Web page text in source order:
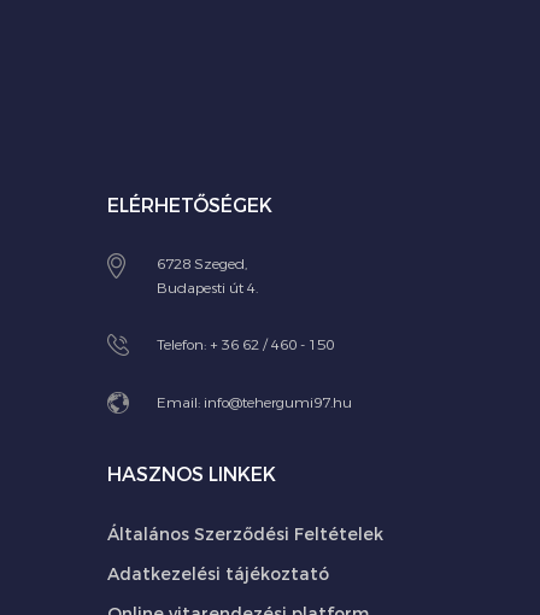
ELÉRHETŐSÉGEK
6728 Szeged,
Budapesti út 4.
Telefon: + 36 62 / 460 - 150
Email: info@tehergumi97.hu
HASZNOS LINKEK
Általános Szerződési Feltételek
Adatkezelési tájékoztató